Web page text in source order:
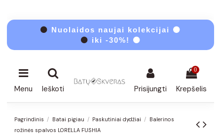
⚫ Nuolaidos naujai kolekcijai ⚫
⚫ iki -30%! ⚫
Menu Ieškoti Prisijungti
0
Krepšelis
Pagrindinis Batai pigiau Paskutiniai dydžiai
Balerinos
rožinės spalvos LORELLA FUSHIA